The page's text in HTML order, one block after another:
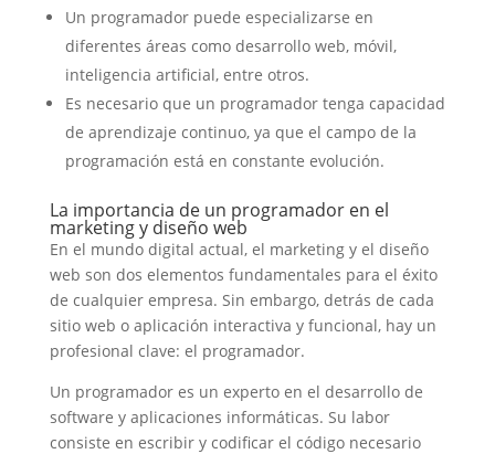
Un programador puede especializarse en
diferentes áreas como desarrollo web, móvil,
inteligencia artificial, entre otros.
Es necesario que un programador tenga capacidad
de aprendizaje continuo, ya que el campo de la
programación está en constante evolución.
La importancia de un programador en el
marketing y diseño web
En el mundo digital actual, el marketing y el diseño
web son dos elementos fundamentales para el éxito
de cualquier empresa. Sin embargo, detrás de cada
sitio web o aplicación interactiva y funcional, hay un
profesional clave: el programador.
Un programador es un experto en el desarrollo de
software y aplicaciones informáticas. Su labor
consiste en escribir y codificar el código necesario